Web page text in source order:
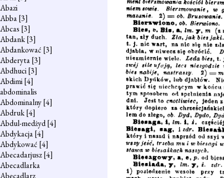
Abazi
Abba[3]
Abcas [3]
Abdank[3]
Abdankować [3]
Abderyta[3]
Abdhuci[3]
Abdimi[4]
abdominalis
Abdominalny[4]
Abdruk[4]
Abdul-medżyd[4]
Abdykacja[4]
Abdykować [4]
Abecadarjusz[4]
Abecadlarka
Abecadlarz